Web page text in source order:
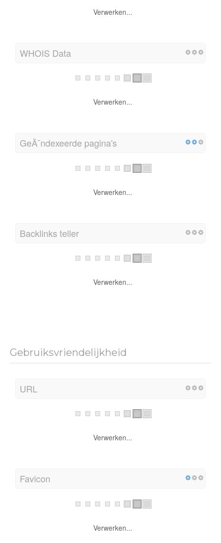
Verwerken...
WHOIS Data
Verwerken...
GeÃ¯ndexeerde pagina's
Verwerken...
Backlinks teller
Verwerken...
Gebruiksvriendelijkheid
URL
Verwerken...
Favicon
Verwerken...